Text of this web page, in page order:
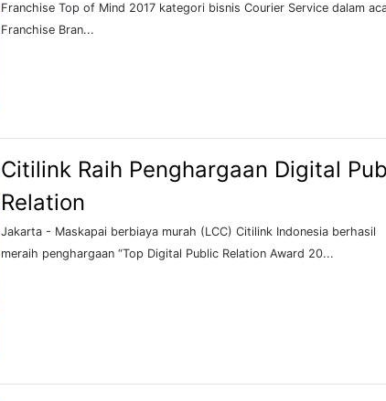
Franchise Top of Mind 2017 kategori bisnis Courier Service dalam
Franchise Bran...
Citilink Raih Penghargaan Digital
Relation
Jakarta - Maskapai berbiaya murah (LCC) Citilink Indonesia berhasil
meraih penghargaan “Top Digital Public Relation Award 20...